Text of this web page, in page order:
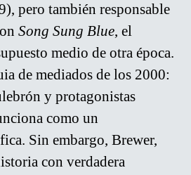
pero también responsable
Song Sung Blue, el
medio de otra época.
de mediados de los 2000:
y protagonistas
como un
Sin embargo, Brewer,
con verdadera